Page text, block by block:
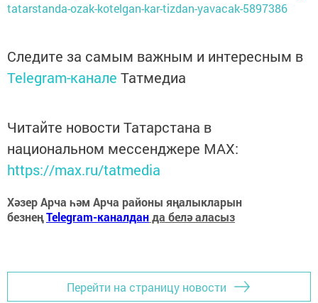
tatarstanda-ozak-kotelgan-kar-tizdan-yavacak-5897386
Следите за самым важным и интересным в
Telegram-канале Татмедиа
Читайте новости Татарстана в
национальном мессенджере MАХ:
https://max.ru/tatmedia
Хәзер Арча һәм Арча районы яңалыкларын
безнеңTelegram-каналданда белә аласыз
Перейти на страницу новости